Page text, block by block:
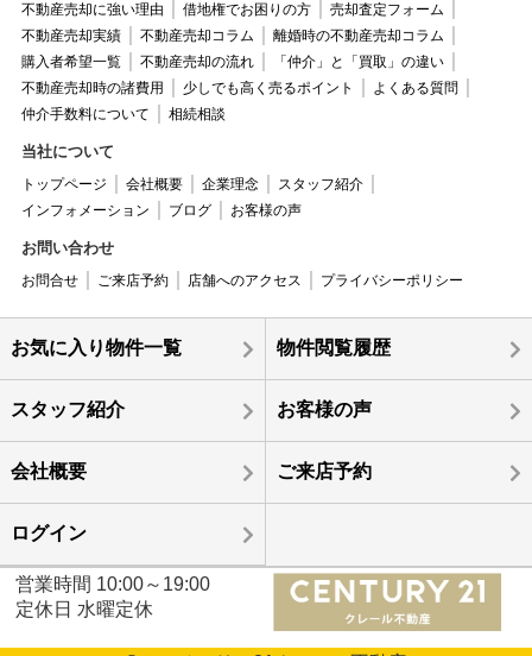
不動産売却に強い理由 借地権でお困りの方
売却査定フォーム
不動産売却実績
不動産売却コラム
離婚時の不動産売却コラム
購入者希望一覧
不動産売却の流れ
「仲介」と「買取」の違い
不動産売却時の諸費用
少しでも高く売るポイント
よくある質問
仲介手数料について
相続相談
当社について
トップページ 会社概要 企業理念
スタッフ紹介
インフォメーション
ブログ お客様の声
お問い合わせ
お問合せ ご来店予約 店舗へのアクセス プライバシーポリシー
お気に入り物件一覧 物件閲覧履歴
スタッフ紹介 お客様の声
会社概要 ご来店予約
ログイン
営業時間 10:00～19:00
定休日 水曜定休